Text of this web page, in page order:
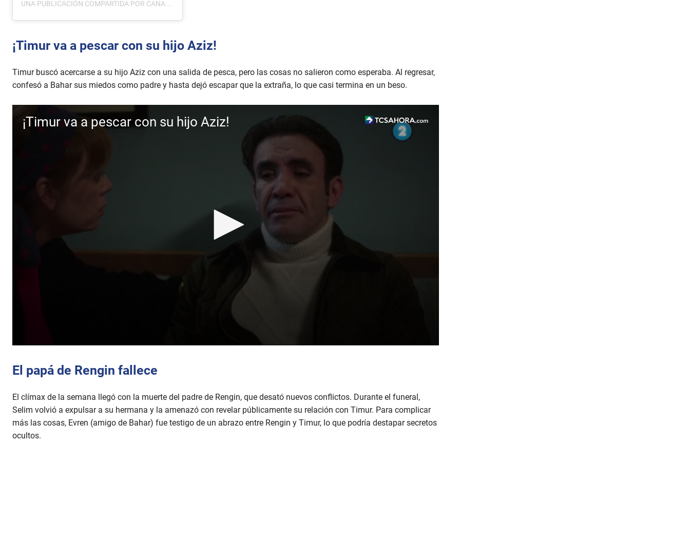
UNA PUBLICACIÓN COMPARTIDA POR CANAL 2 TCS (@CANAL2TCS)
¡Timur va a pescar con su hijo Aziz!
Timur buscó acercarse a su hijo Aziz con una salida de pesca, pero las cosas no salieron como esperaba. Al regresar,
confesó a Bahar sus miedos como padre y hasta dejó escapar que la extraña, lo que casi termina en un beso.
¡Timur va a pescar con su hijo Aziz!
0
e
c
d
s
o
f
m
El papá de Rengin fallece
El clímax de la semana llegó con la muerte del padre de Rengin, que desató nuevos conflictos. Durante el funeral,
Selim volvió a expulsar a su hermana y la amenazó con revelar públicamente su relación con Timur. Para complicar
más las cosas, Evren (amigo de Bahar) fue testigo de un abrazo entre Rengin y Timur, lo que podría destapar secretos
ocultos.